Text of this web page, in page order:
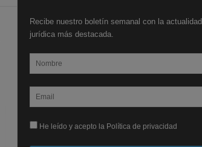
Recibe nuestro boletín semanal con la actualidad
jurídica más destacada.
He leído y acepto la Política de privacidad